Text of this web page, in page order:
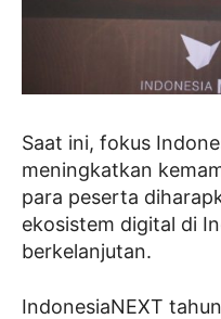
Saat ini, fokus
meningkatkan
para peserta
ekosistem digital di
berkelanjutan.
IndonesiaNEXT